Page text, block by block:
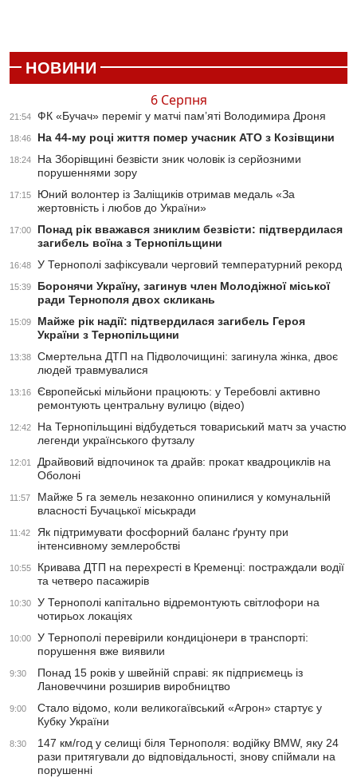
НОВИНИ
6 Серпня
21:54 ФК «Бучач» переміг у матчі пам’яті Володимира Дроня
18:46 На 44-му році життя помер учасник АТО з Козівщини
18:24
На Зборівщині безвісти зник чоловік із серйозними
порушеннями зору
17:15
Юний волонтер із Заліщиків отримав медаль «За
жертовність і любов до України»
17:00
Понад рік вважався зниклим безвісти: підтвердилася
загибель воїна з Тернопільщини
16:48 У Тернополі зафіксували черговий температурний рекорд
15:39
Боронячи Україну, загинув член Молодіжної міської
ради Тернополя двох скликань
15:09
Майже рік надії: підтвердилася загибель Героя
України з Тернопільщини
13:38
Смертельна ДТП на Підволочищині: загинула жінка, двоє
людей травмувалися
13:16
Європейські мільйони працюють: у Теребовлі активно
ремонтують центральну вулицю (відео)
12:42
На Тернопільщині відбудеться товариський матч за участю
легенди українського футзалу
12:01
Драйвовий відпочинок та драйв: прокат квадроциклів на
Оболоні
11:57
Майже 5 га земель незаконно опинилися у комунальній
власності Бучацької міськради
11:42
Як підтримувати фосфорний баланс ґрунту при
інтенсивному землеробстві
10:55
Кривава ДТП на перехресті в Кременці: постраждали водії
та четверо пасажирів
10:30
У Тернополі капітально відремонтують світлофори на
чотирьох локаціях
10:00
У Тернополі перевірили кондиціонери в транспорті:
порушення вже виявили
9:30
Понад 15 років у швейній справі: як підприємець із
Лановеччини розширив виробництво
9:00
Стало відомо, коли великогаївський «Агрон» стартує у
Кубку України
8:30
147 км/год у селищі біля Тернополя: водійку BMW, яку 24
рази притягували до відповідальності, знову спіймали на
порушенні